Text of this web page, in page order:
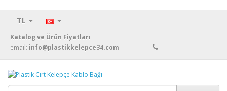
TL
Katalog ve Ürün Fiyatları
email: info@plastikkelepce34.com